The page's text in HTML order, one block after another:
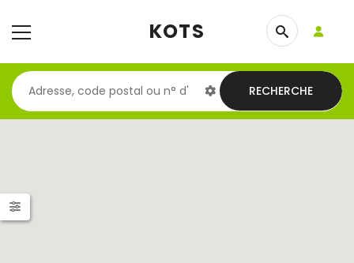
KOTS
RECHERCHE